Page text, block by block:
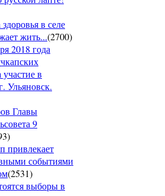
в селе
жить...(2700)
2018 года
в
Ульяновск.
Главы
9
)
привлекает
событиями
(2531)
выборы в